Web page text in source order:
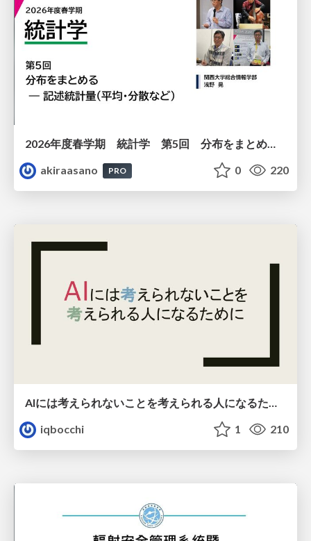
2026年度春学期 統計学 第5回 分布をまとめるー記述統計量（平均・分散など） (2026. 5. 7)
akiraasano
PRO 0 220
iqbocchi
1 210